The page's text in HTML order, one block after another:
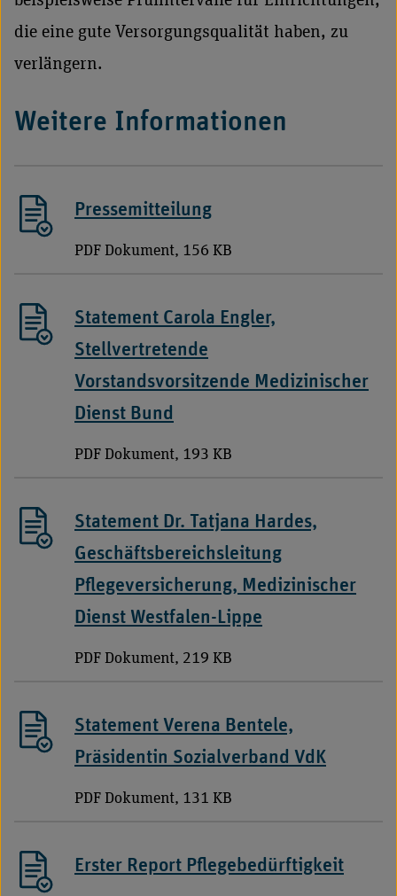
die eine gute Versorgungsqualität haben, zu
verlängern.
Weitere Informationen
Pressemitteilung
PDF Dokument, 156 KB
Statement Carola Engler,
Stellvertretende
Vorstandsvorsitzende Medizinischer
Dienst Bund
PDF Dokument, 193 KB
Statement Dr. Tatjana Hardes,
Geschäftsbereichsleitung
Pflegeversicherung, Medizinischer
Dienst Westfalen-Lippe
PDF Dokument, 219 KB
Statement Verena Bentele,
Präsidentin Sozialverband VdK
PDF Dokument, 131 KB
Erster Report Pflegebedürftigkeit